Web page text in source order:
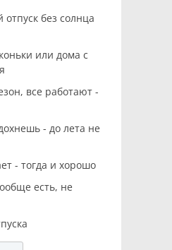
отпуск без солнца
или дома с
все работают -
- до лета не
- тогда и хорошо
есть, не